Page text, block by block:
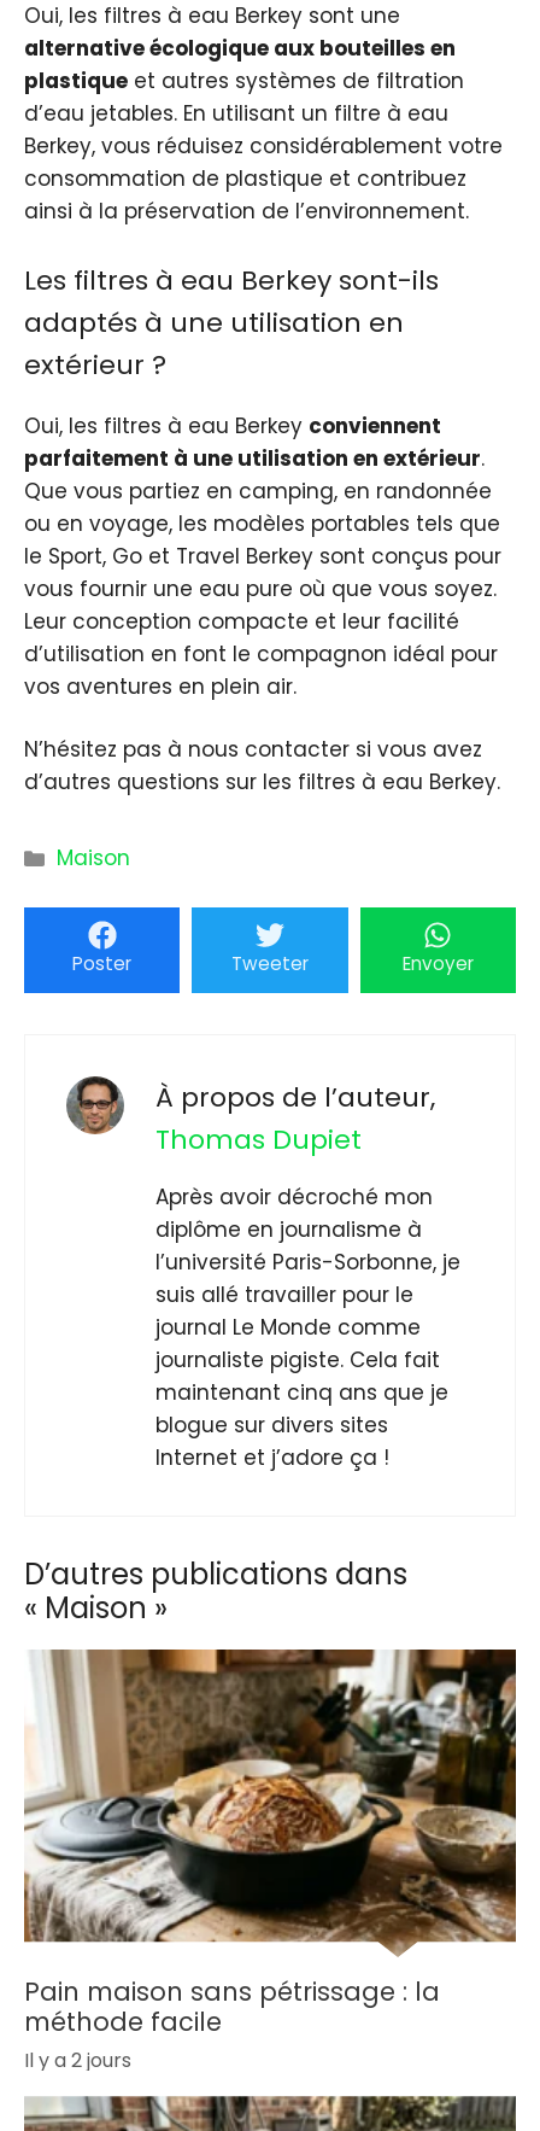
Oui, les filtres à eau Berkey sont une
alternative écologique aux bouteilles en
plastique et autres systèmes de filtration
d’eau jetables. En utilisant un filtre à eau
Berkey, vous réduisez considérablement votre
consommation de plastique et contribuez
ainsi à la préservation de l’environnement.
Les filtres à eau Berkey sont-ils
adaptés à une utilisation en
extérieur ?
Oui, les filtres à eau Berkey conviennent
parfaitement à une utilisation en extérieur.
Que vous partiez en camping, en randonnée
ou en voyage, les modèles portables tels que
le Sport, Go et Travel Berkey sont conçus pour
vous fournir une eau pure où que vous soyez.
Leur conception compacte et leur facilité
d’utilisation en font le compagnon idéal pour
vos aventures en plein air.
N’hésitez pas à nous contacter si vous avez
d’autres questions sur les filtres à eau Berkey.
Catégories
Maison
Poster Tweeter Envoyer
À propos de l’auteur,
Thomas Dupiet
Après avoir décroché mon
diplôme en journalisme à
l’université Paris-Sorbonne, je
suis allé travailler pour le
journal Le Monde comme
journaliste pigiste. Cela fait
maintenant cinq ans que je
blogue sur divers sites
Internet et j’adore ça !
D’autres publications dans
« Maison »
Pain maison sans pétrissage : la
méthode facile
Il y a 2 jours